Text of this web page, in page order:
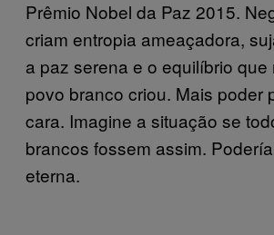
Prêmio Nobel da Paz 2015.
criam entropia ameaçadora,
a paz serena e o equilíbrio que
povo branco criou. Mais poder
cara. Imagine a situação se
brancos fossem assim.
eterna.